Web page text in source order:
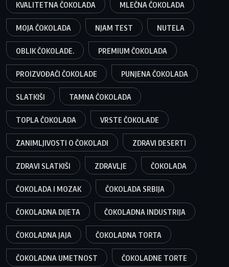
KVALITETNA ČOKOLADA MLEČNA ČOKOLADA
MOJA ČOKOLADA NJAM TEST NUTELA
OBLIK ČOKOLADE. PREMIUM ČOKOLADA
PROIZVOĐAČI ČOKOLADE PUNJENA ČOKOLADA
SLATKIŠI TAMNA ČOKOLADA
TOPLA ČOKOLADA VRSTE ČOKOLADE
ZANIMLJIVOSTI O ČOKOLADI ZDRAVI DESERTI
ZDRAVI SLATKIŠI ZDRAVLJE ČOKOLADA
ČOKOLADA I MOZAK ČOKOLADA SRBIJA
ČOKOLADNA DIJETA ČOKOLADNA INDUSTRIJA
ČOKOLADNA JAJA ČOKOLADNA TORTA
ČOKOLADNA UMETNOST ČOKOLADNE TORTE